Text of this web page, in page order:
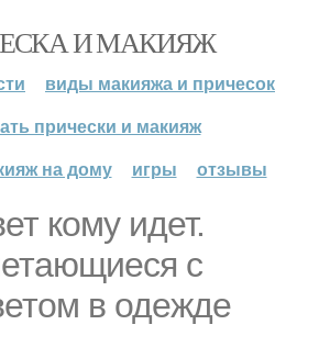
И МАКИЯЖ
виды макияжа и причесок
прически и макияж
на дому
игры отзывы
кому идет.
с
в одежде